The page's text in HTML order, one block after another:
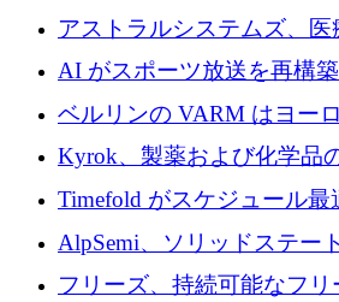
めに 400 万ドルを調達
アストラルシステムズ、
素の世界的な不足に対処す
ンドを調達
AI がスポーツ放送を再構
が 2,000 万ユーロを調達
ベルリンの VARM はヨー
を拡張するために 1,750 万
Kyrok、製薬および化学品
に AI を導入するために
Timefold がスケジュール最
ラクチャを拡張するため
1,300 万ドルを調達
AlpSemi、ソリッドステー
カー技術の進歩のために
フリーズ、持続可能なフ